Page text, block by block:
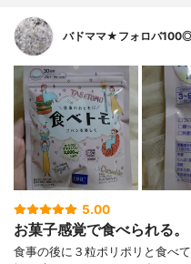
バドママ★フォロバ
5.00
お菓子感覚で食べられる。
食事の後に３粒ポリポリと食べ